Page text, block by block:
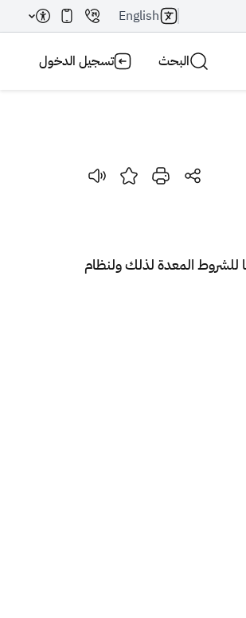
English
البحث تسجيل الدخول
للشروط المعدة لذلك ولنظام